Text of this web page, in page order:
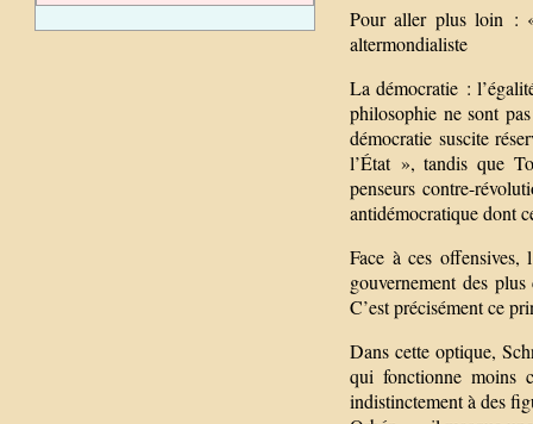
Pour aller plus loin :
altermondialiste
La démocratie :
philosophie ne sont
démocratie suscite
l’État », tandis que
penseurs contre-
antidémocratique dont
Face à ces
gouvernement des
C’est précisément ce
Dans cette optique,
qui fonctionne moins
indistinctement à des